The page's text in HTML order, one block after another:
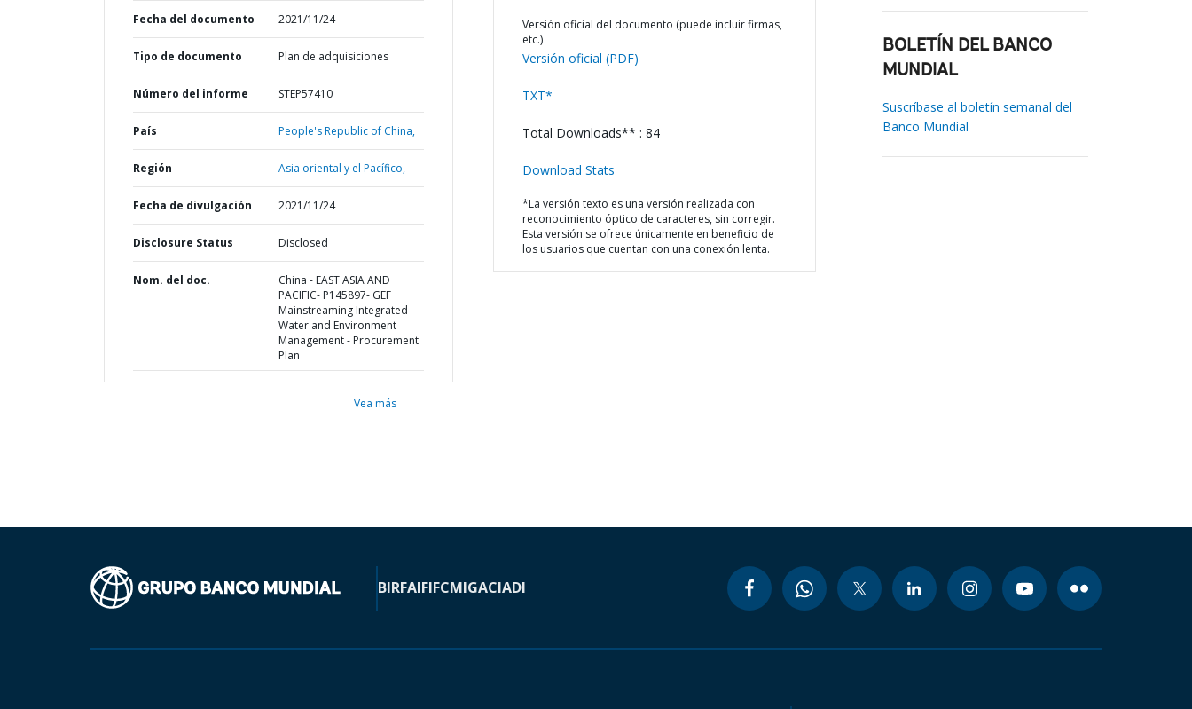
Fecha del documento 2021/11/24
Tipo de documento Plan de adquisiciones
Número del informe STEP57410
País People's Republic of China,
Región Asia oriental y el Pacífico,
Fecha de divulgación 2021/11/24
Disclosure Status Disclosed
Nom. del doc.
China - EAST ASIA AND
PACIFIC- P145897- GEF
Mainstreaming Integrated
Water and Environment
Management - Procurement
Plan
Vea más
Versión oficial del documento (puede incluir firmas,
etc.)
Versión oficial (PDF)
TXT*
Total Downloads** : 84
Download Stats
*La versión texto es una versión realizada con
reconocimiento óptico de caracteres, sin corregir.
Esta versión se ofrece únicamente en beneficio de
los usuarios que cuentan con una conexión lenta.
BOLETÍN DEL BANCO
MUNDIAL
Suscríbase al boletín semanal del
Banco Mundial
BIRFAIFIFCMIGACIADI